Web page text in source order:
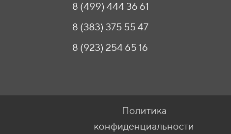
8 (499) 444 36 61
8 (383) 375 55 47
8 (923) 254 65 16
Политика
конфиденциальности